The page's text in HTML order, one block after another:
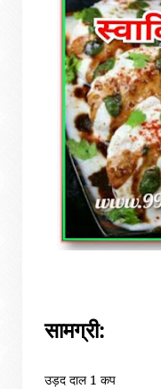
सामग्री:
उड़द दाल 1 कप